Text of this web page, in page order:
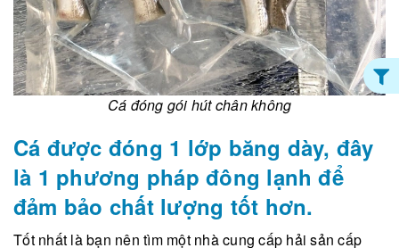
Cá đóng gói hút chân không
Cá được đóng 1 lớp băng dày, đây
là 1 phương pháp đông lạnh để
đảm bảo chất lượng tốt hơn.
Tốt nhất là bạn nên tìm một nhà cung cấp hải sản cấp